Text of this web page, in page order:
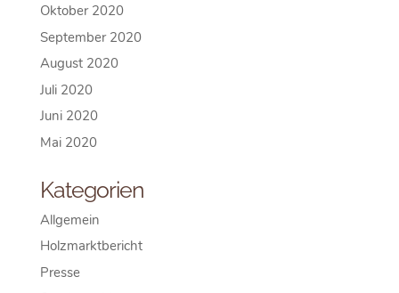
Oktober 2020
September 2020
August 2020
Juli 2020
Juni 2020
Mai 2020
Kategorien
Allgemein
Holzmarktbericht
Presse